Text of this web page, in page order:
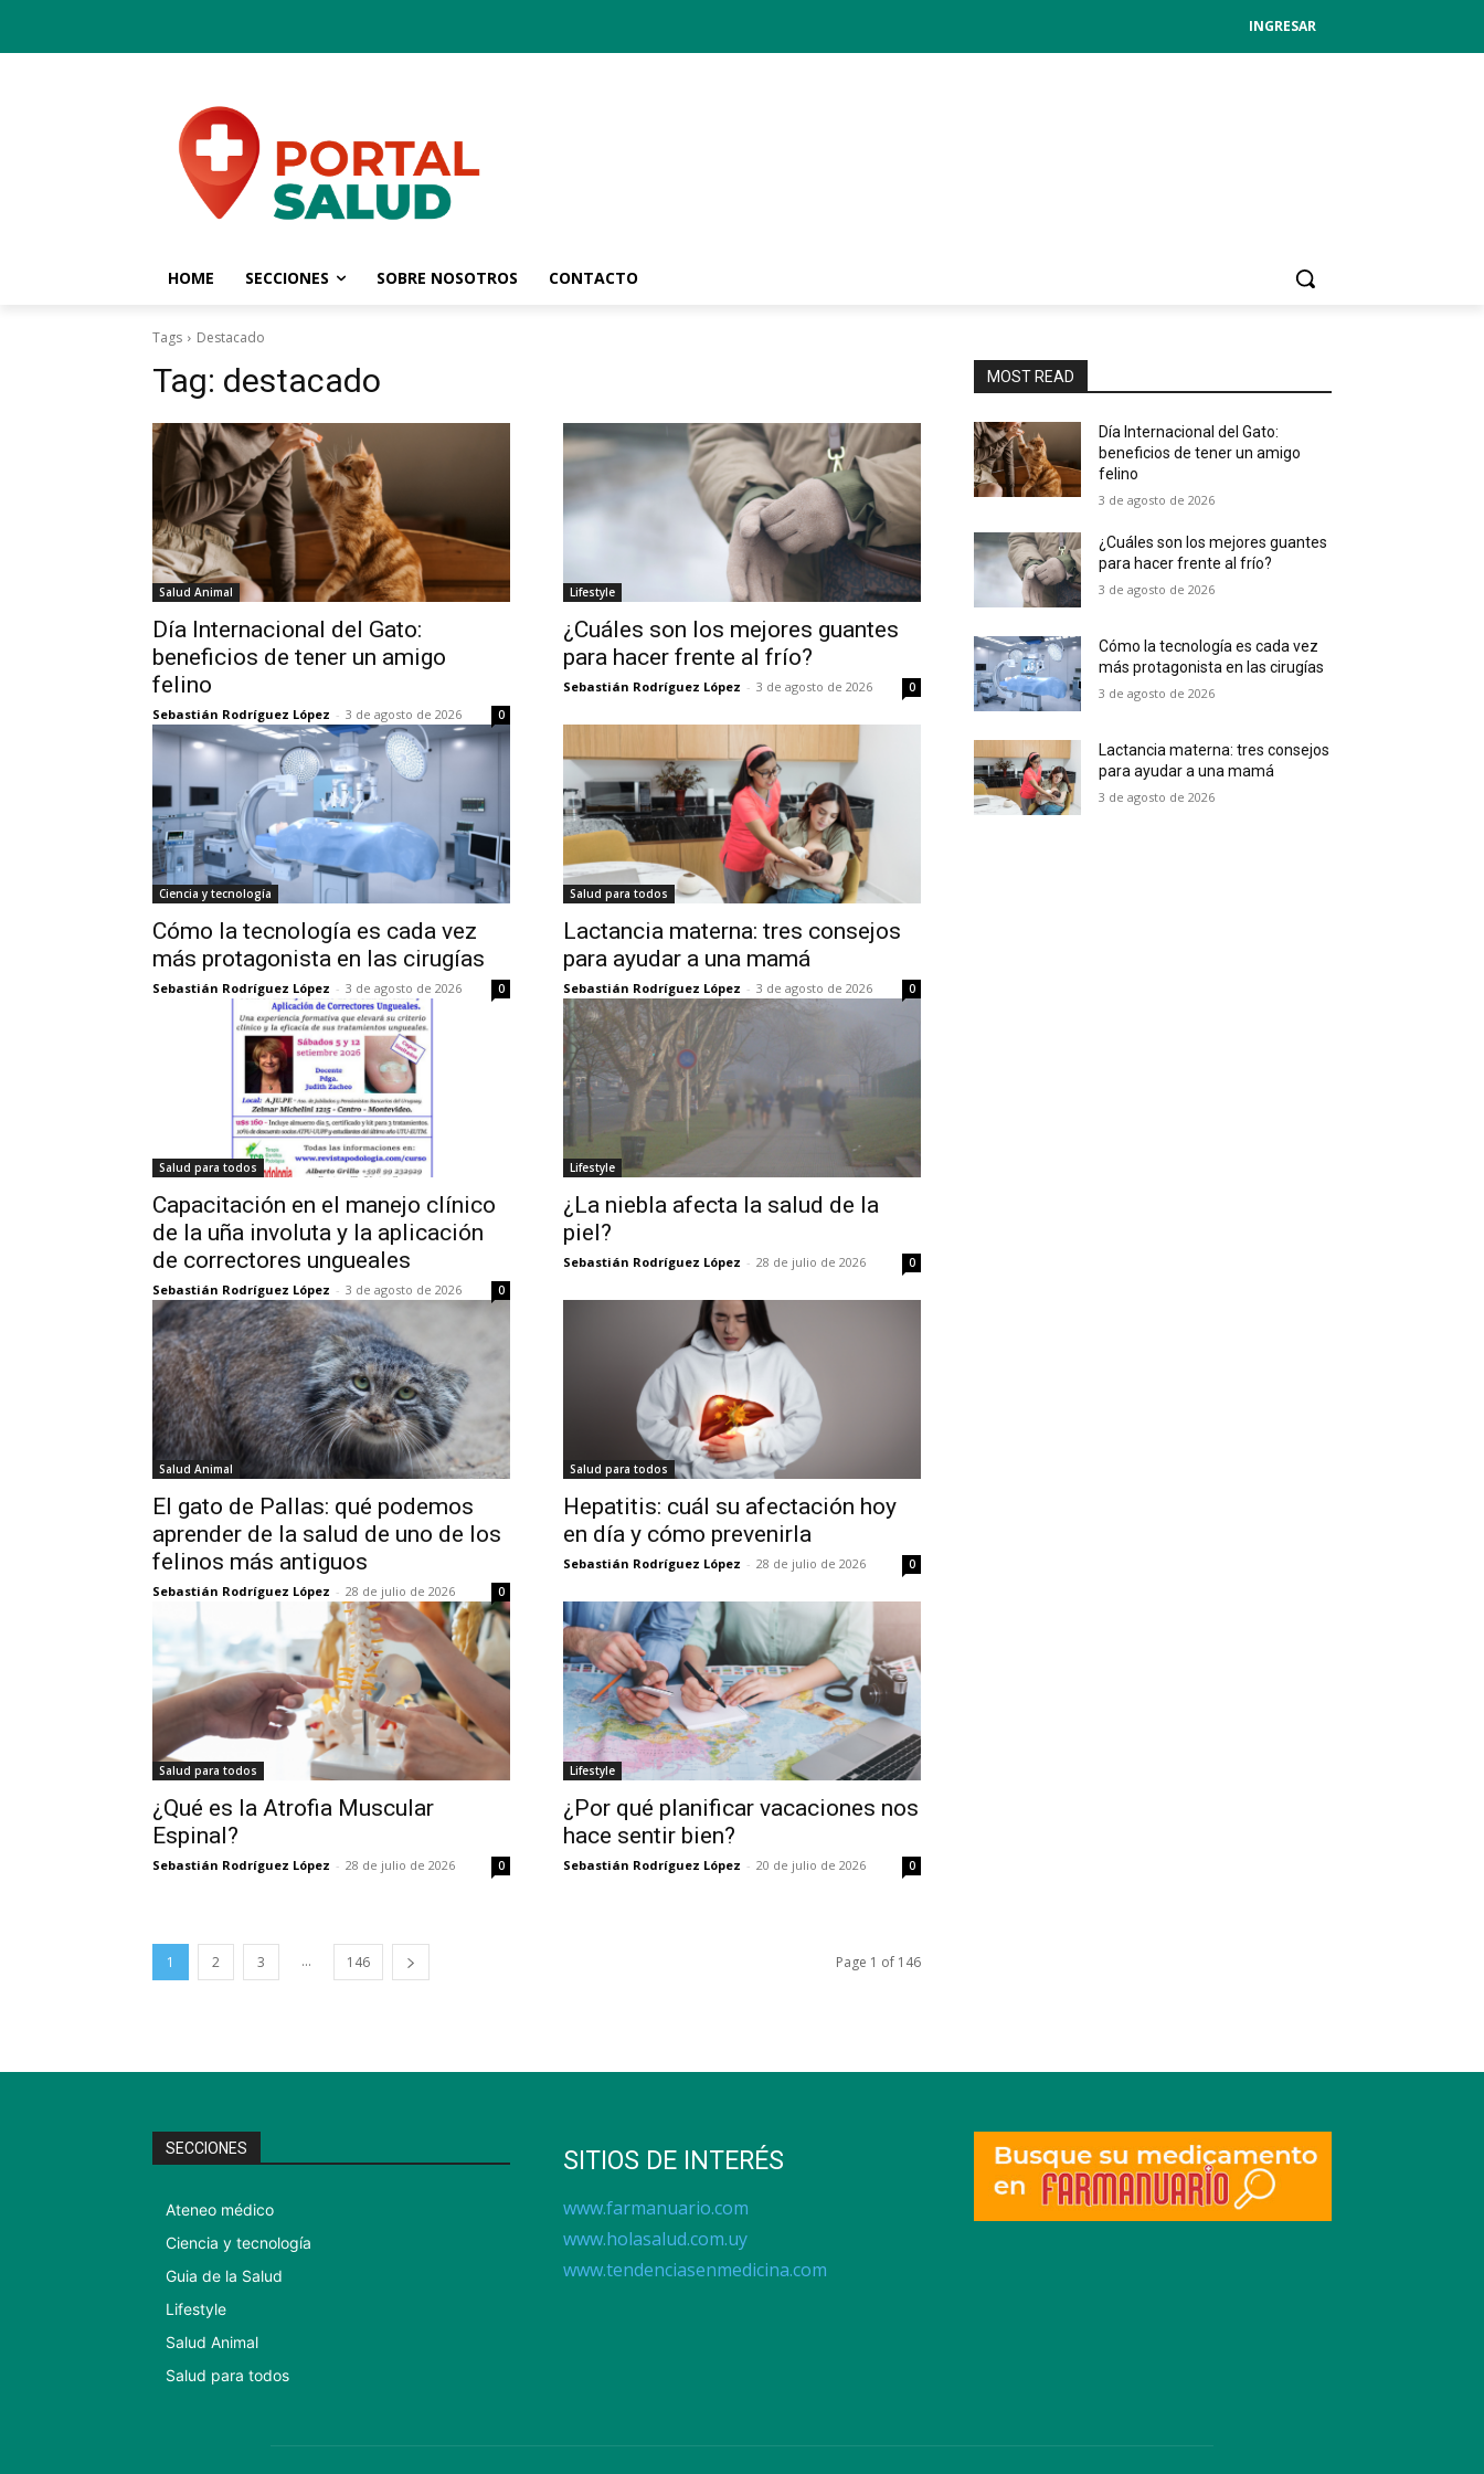
INGRESAR
HOME SECCIONES SOBRE NOSOTROS CONTACTO
Tags Destacado
Tag: destacado
Salud Animal
Día Internacional del Gato:
beneficios de tener un amigo
felino
Sebastián Rodríguez López - 3 de agosto de 2026 0
Lifestyle
¿Cuáles son los mejores guantes
para hacer frente al frío?
Sebastián Rodríguez López - 3 de agosto de 2026 0
Ciencia y tecnología
Cómo la tecnología es cada vez
más protagonista en las cirugías
Sebastián Rodríguez López - 3 de agosto de 2026 0
Salud para todos
Lactancia materna: tres consejos
para ayudar a una mamá
Sebastián Rodríguez López - 3 de agosto de 2026 0
Salud para todos
Capacitación en el manejo clínico
de la uña involuta y la aplicación
de correctores ungueales
Sebastián Rodríguez López - 3 de agosto de 2026 0
Lifestyle
¿La niebla afecta la salud de la
piel?
Sebastián Rodríguez López - 28 de julio de 2026 0
Salud Animal
El gato de Pallas: qué podemos
aprender de la salud de uno de los
felinos más antiguos
Sebastián Rodríguez López - 28 de julio de 2026 0
Salud para todos
Hepatitis: cuál su afectación hoy
en día y cómo prevenirla
Sebastián Rodríguez López - 28 de julio de 2026 0
Salud para todos
¿Qué es la Atrofia Muscular
Espinal?
Sebastián Rodríguez López - 28 de julio de 2026 0
Lifestyle
¿Por qué planificar vacaciones nos
hace sentir bien?
Sebastián Rodríguez López - 20 de julio de 2026 0
1 2 3 ... 146 Page 1 of 146
MOST READ
Día Internacional del Gato:
beneficios de tener un amigo
felino
3 de agosto de 2026
¿Cuáles son los mejores guantes
para hacer frente al frío?
3 de agosto de 2026
Cómo la tecnología es cada vez
más protagonista en las cirugías
3 de agosto de 2026
Lactancia materna: tres consejos
para ayudar a una mamá
3 de agosto de 2026
SECCIONES
Ateneo médico
Ciencia y tecnología
Guia de la Salud
Lifestyle
Salud Animal
Salud para todos
SITIOS DE INTERÉS
www.farmanuario.com
www.holasalud.com.uy
www.tendenciasenmedicina.com